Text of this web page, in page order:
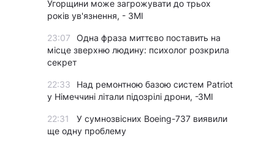
Угорщини може загрожувати до трьох
років ув'язнення, - ЗМІ
23:07
Одна фраза миттєво поставить на
місце зверхню людину: психолог розкрила
секрет
22:33
Над ремонтною базою систем Patriot
у Німеччині літали підозрілі дрони, -ЗМІ
22:31
У сумнозвісних Boeing-737 виявили
ще одну проблему